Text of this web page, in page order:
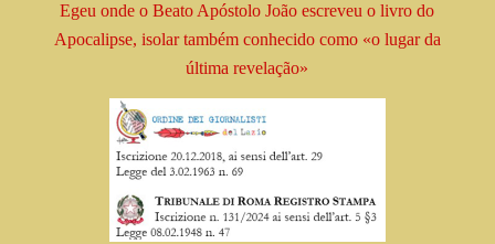
Egeu onde o BeatoApóstoloJoão escreveu o livrodo
Apocalipse, isolartambém conhecido como «o lugar da
última revelação»